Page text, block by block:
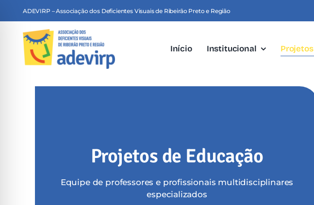
content
ADEVIRP – Associação dos Deficientes Visuais de Ribeirão Preto e Região
Início Institucional Projetos
Projetos de Educação
Equipe de professores e profissionais multidisciplinares
especializados